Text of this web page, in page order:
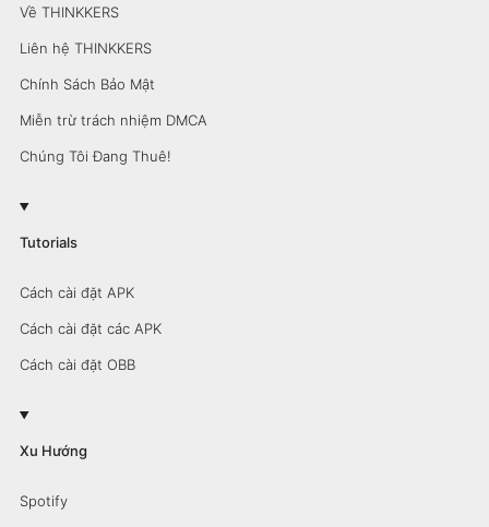
Về THINKKERS
Liên hệ THINKKERS
Chính Sách Bảo Mật
Miễn trừ trách nhiệm DMCA
Chúng Tôi Đang Thuê!
Tutorials
Cách cài đặt APK
Cách cài đặt các APK
Cách cài đặt OBB
Xu Hướng
Spotify